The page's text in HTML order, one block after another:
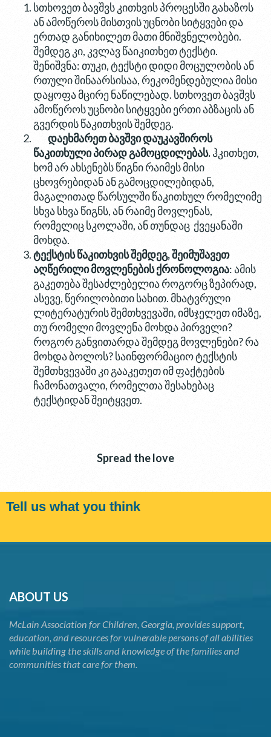
სთხოვეთ ბავშვს კითხვის პროცესში გახაზოს
ან ამოწეროს მისთვის უცნობი სიტყვები და
ერთად განიხილეთ მათი მნიშვნელობები.
შემდეგ კი, კვლავ წაიკითხეთ ტექსტი.
შენიშვნა: თუკი, ტექსტი დიდი მოცულობის ან
რთული შინაარსისაა, რეკომენდებულია მისი
დაყოფა მცირე ნაწილებად. სთხოვეთ ბავშვს
ამოწეროს უცნობი სიტყვები ერთი აბზაცის ან
გვერდის წაკითხვის შემდეგ.
დაეხმარეთ ბავშვი დაუკავშიროს
წაკითხული პირად გამოცდილებას.ჰკითხეთ,
ხომ არ ახსენებს წიგნი რაიმეს მისი
ცხოვრებიდან ან გამოცდილებიდან,
მაგალითად წარსულში წაკითხულ რომელიმე
სხვა სხვა წიგნს, ან რაიმე მოვლენას,
რომელიც სკოლაში, ან თუნდაც ქვეყანაში
მოხდა.
ტექსტის წაკითხვის შემდეგ, შეიმუშავეთ
აღწერილი მოვლენების ქრონოლოგია: ამის
გაკეთება შესაძლებელია როგორც ზეპირად,
ასევე, წერილობითი სახით. მხატვრული
ლიტერატურის შემთხვევაში, იმსჯელეთ იმაზე,
თუ რომელი მოვლენა მოხდა პირველი?
როგორ განვითარდა შემდეგ მოვლენები? რა
მოხდა ბოლოს? საინფორმაციო ტექსტის
შემთხვევაში კი გააკეთეთ იმ ფაქტების
ჩამონათვალი, რომელთა შესახებაც
ტექსტიდან შეიტყვეთ.
Spread the love
Tell us what you think
ABOUT US
McLain Association for Children, Georgia, provides support,
education, and resources for vulnerable persons of all abilities
while building the skills and knowledge of the families and
communities that care for them.